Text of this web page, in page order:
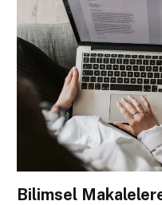
Bilimsel